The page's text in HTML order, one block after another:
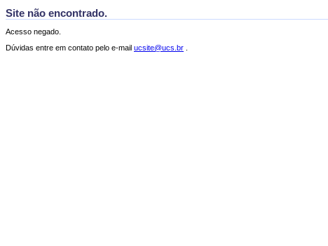
Site não encontrado.
Acesso negado.
Dúvidas entre em contato pelo e-mail ucsite@ucs.br